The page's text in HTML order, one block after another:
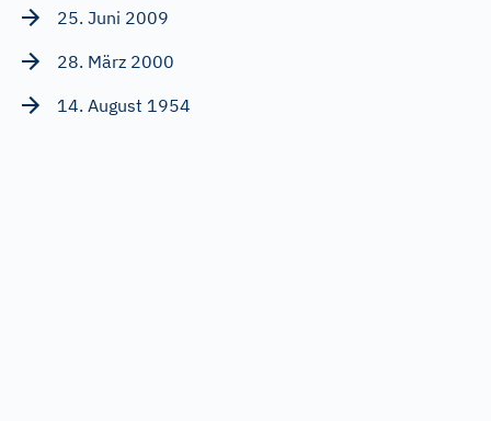
25. Juni 2009
28. März 2000
14. August 1954